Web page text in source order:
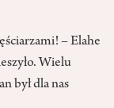
– Elahe
Wielu
był dla nas